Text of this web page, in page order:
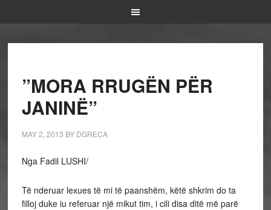
”MORA RRUGËN PËR
JANINË”
MAY 2, 2013 BY DGRECA
Nga Fadil LUSHI/
Të nderuar lexues të mi të paanshëm, këtë shkrim do ta
filloj duke iu referuar një mikut tim, i cili disa ditë më parë